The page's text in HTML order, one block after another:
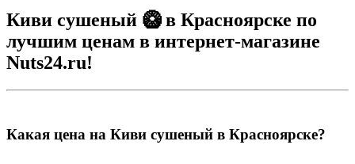
Киви сушеный 🥝 в Красноярске по
лучшим ценам в интернет-магазине
Nuts24.ru!
Какая цена на Киви сушеный в Красноярске?